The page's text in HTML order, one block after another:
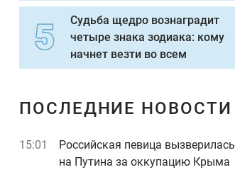
Судьба щедро вознаградит
четыре знака зодиака: кому
начнет везти во всем
ПОСЛЕДНИЕ НОВОСТИ
15:01
Российская певица вызверилась
на Путина за оккупацию Крыма